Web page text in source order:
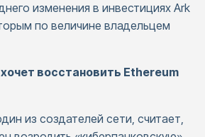
изменения в инвестициях Ark
по величине владельцем
восстановить Ethereum
из создателей сети, считает,